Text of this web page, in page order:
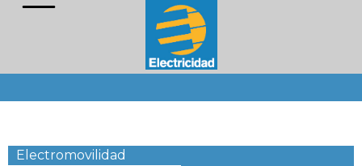
Electromovilidad